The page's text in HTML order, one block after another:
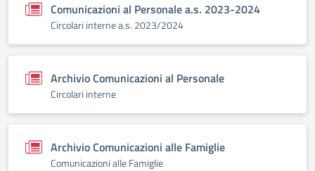
Comunicazioni al Personale a.s. 2023-2024
Circolari interne a.s. 2023/2024
Archivio Comunicazioni al Personale
Circolari interne
Archivio Comunicazioni alle Famiglie
Comunicazioni alle Famiglie